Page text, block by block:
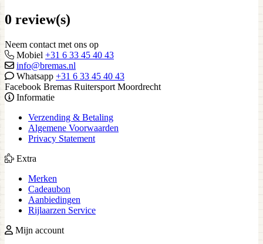
0 review(s)
Neem contact met ons op
Mobiel +31 6 33 45 40 43
info@bremas.nl
Whatsapp +31 6 33 45 40 43
Facebook Bremas Ruitersport Moordrecht
Informatie
Verzending & Betaling
Algemene Voorwaarden
Privacy Statement
Extra
Merken
Cadeaubon
Aanbiedingen
Rijlaarzen Service
Mijn account